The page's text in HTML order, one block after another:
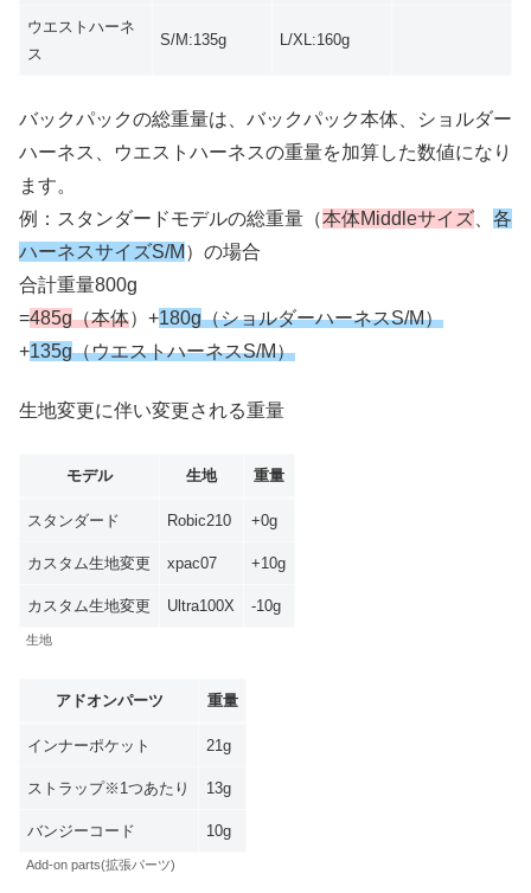
ウエストハーネ
ス
S/M:135g L/XL:160g
バックパックの総重量は、バックパック本体、ショルダー
ハーネス、ウエストハーネスの重量を加算した数値になり
ます。
例：スタンダードモデルの総重量（本体Middleサイズ
各
ハーネスサイズS/M ）の場合
合計重量800g
=485g（本体）+180g（ショルダーハーネスS/M）
+135g（ウエストハーネスS/M）
生地変更に伴い変更される重量
モデル 生地 重量
スタンダード Robic210 +0g
カスタム生地変更 xpac07 +10g
カスタム生地変更 Ultra100X -10g
生地
アドオンパーツ 重量
インナーポケット 21g
ストラップ※1つあたり 13g
バンジーコード 10g
Add-on parts(拡張パーツ)